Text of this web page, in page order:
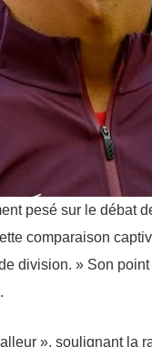
pesé sur le débat
comparaison
division. » Son
», soulignant la